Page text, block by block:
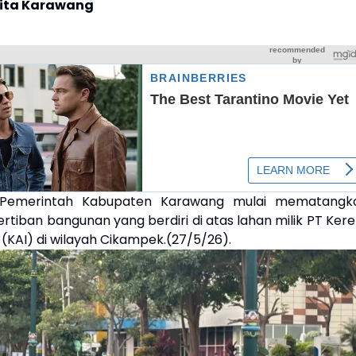
Karawang
Kabupaten Karawang mulai
bangunan yang berdiri di atas lahan milik PT
di wilayah Cikampek.(27/5/26).